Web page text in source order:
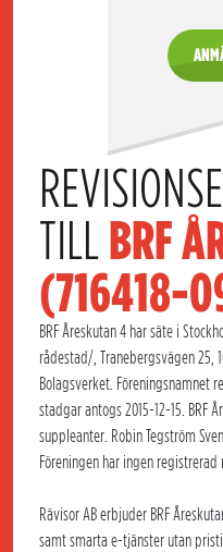
TILL BRF
(716418-
BRF Åreskutan 4 har säte i
rådestad/, Tranebergsvägen 25,
Bolagsverket. Föreningsnamnet
stadgar antogs 2015-12-15. BRF
suppleanter. Robin Tegström
Föreningen har ingen
Rävisor AB erbjuder BRF
samt smarta e-tjänster utan